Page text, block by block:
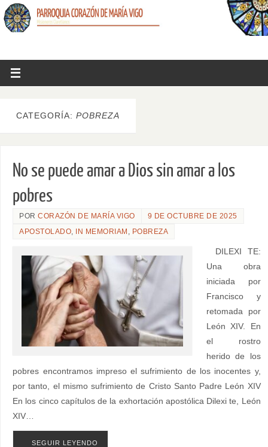
CATEGORÍA: POBREZA
No se puede amar a Dios sin amar a los
pobres
PORCORAZÓN DE MARÍA VIGO
9 DE OCTUBRE DE 2025
APOSTOLADO IN MEMORIAM POBREZA
DILEXI TE:
Una obra
iniciada por
Francisco y
retomada por
León XIV. En
el rostro
herido de los
pobres encontramos impreso el sufrimiento de los inocentes y,
por tanto, el mismo sufrimiento de Cristo Santo Padre León XIV
En los cinco capítulos de la exhortación apostólica Dilexi te, León
XIV…
SEGUIR LEYENDO